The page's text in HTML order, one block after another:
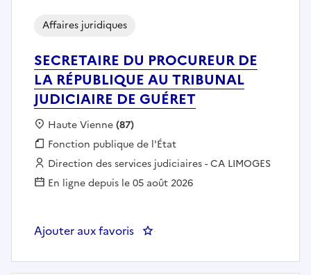
SECRETAIRE DU PROCUREUR DE
LA RÉPUBLIQUE AU TRIBUNAL
JUDICIAIRE DE GUÉRET
Affaires juridiques
Localisation :
Haute Vienne(87)
Fonction publique :
Fonction publique de l'État
Employeur :
Direction des services judiciaires - CA LIMOGES
En ligne depuis le 05 août 2026
Ajouter aux favoris : SECRETAIRE DU